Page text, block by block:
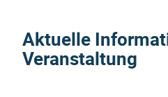
Aktuelle
Veranstaltung